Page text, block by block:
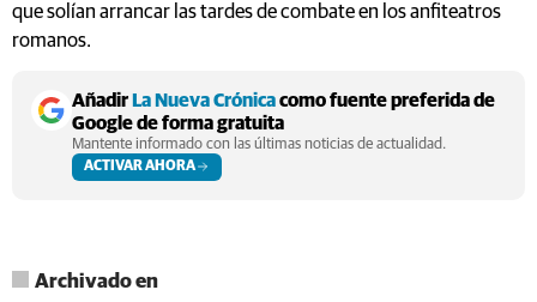
que solían arrancar las tardes de combate en los anfiteatros
romanos.
AñadirLa Nueva Crónicacomo fuente preferida de
Google de forma gratuita
Mantente informado con las últimas noticias de actualidad.
ACTIVAR AHORA
Archivado en